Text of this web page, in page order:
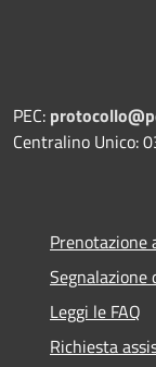
PEC:
Centralino Unico:
Prenotazione
Segnalazione
Leggi le FAQ
Richiesta